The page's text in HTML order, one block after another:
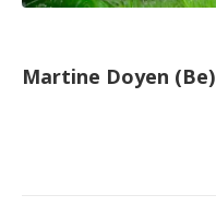
Martine Doyen (Be)